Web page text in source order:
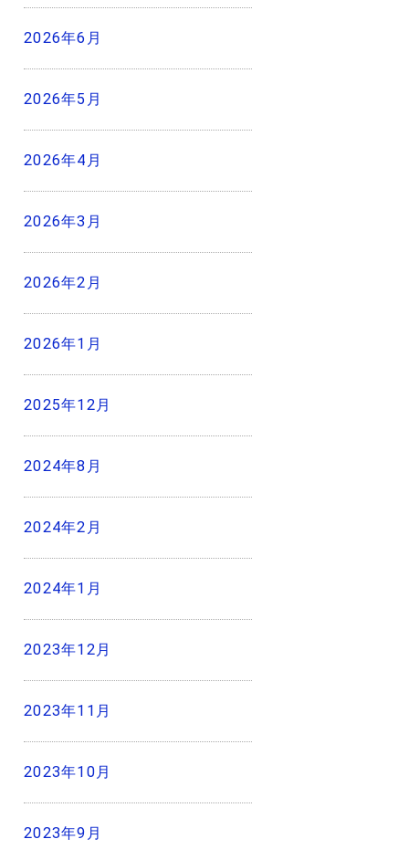
2026年6月
2026年5月
2026年4月
2026年3月
2026年2月
2026年1月
2025年12月
2024年8月
2024年2月
2024年1月
2023年12月
2023年11月
2023年10月
2023年9月